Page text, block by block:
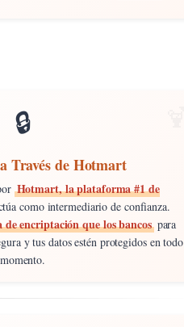
🔒
Través de Hotmart
Hotmart, la plataforma #1 de
como intermediario de confianza.
de encriptación que los bancospara
y tus datos estén protegidos en todo
momento.